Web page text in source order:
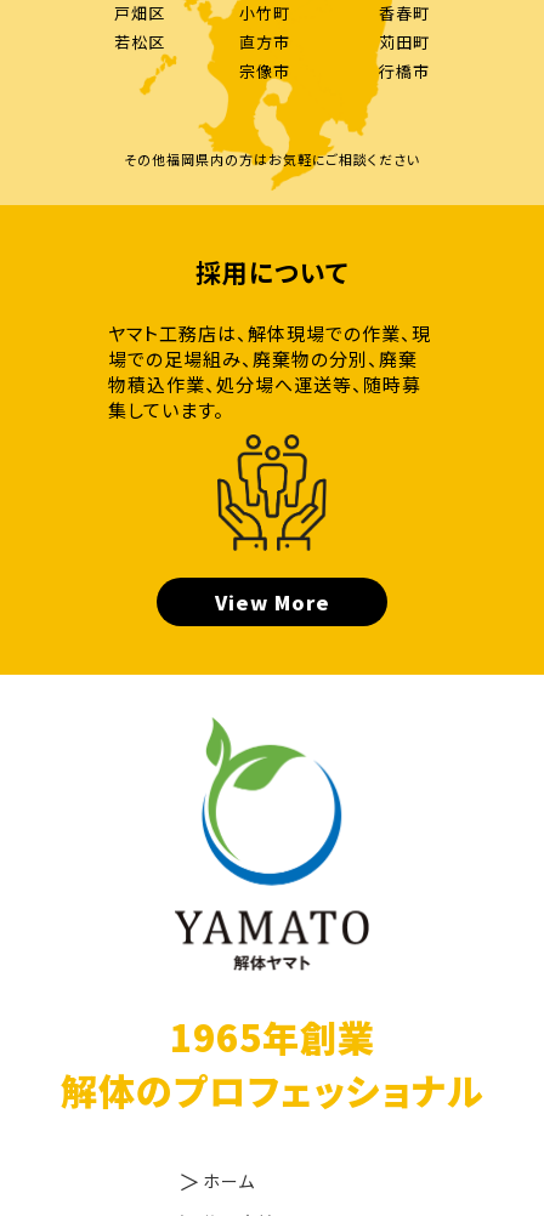
戸畑区
若松区
小竹町
直方市
宗像市
香春町
苅田町
行橋市
その他福岡県内の方はお気軽にご相談ください
採用について
ヤマト工務店は、解体現場での作業、現
場での足場組み、廃棄物の分別、廃棄
物積込作業、処分場へ運送等、随時募
集しています。
View More
1965年創業
解体のプロフェッショナル
ホーム